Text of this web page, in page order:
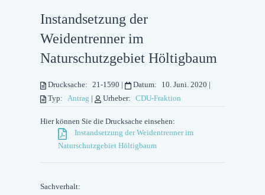
Instandsetzung der
Weidentrenner im
Naturschutzgebiet Höltigbaum
Drucksache: 21-1590 | Datum: 10. Juni. 2020 |
Typ: Antrag | Urheber: CDU-Fraktion
Hier können Sie die Drucksache einsehen:
Instandsetzung der Weidentrenner im
Naturschutzgebiet Höltigbaum
Sachverhalt: